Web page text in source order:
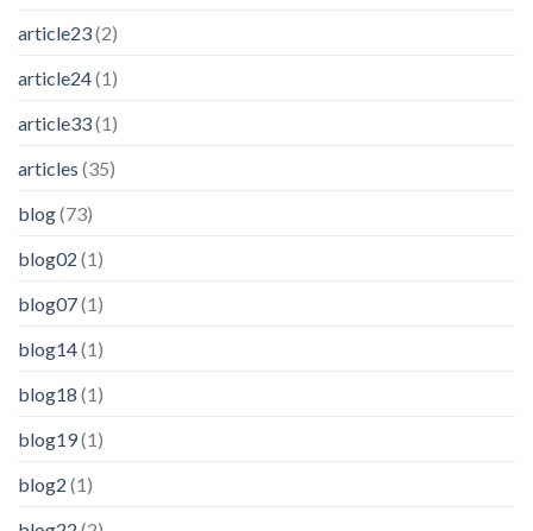
article23(2)
article24(1)
article33(1)
articles (35)
blog(73)
blog02 (1)
blog07(1)
blog14(1)
blog18 (1)
blog19(1)
blog2 (1)